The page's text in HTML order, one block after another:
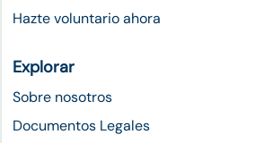
Hazte voluntario ahora
Explorar
Sobre nosotros
Documentos Legales